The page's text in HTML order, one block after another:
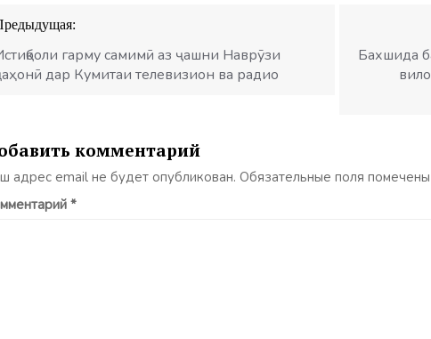
гарму самимӣ аз ҷашни Наврӯзи
дар Кумитаи телевизион ва радио
Бахшида
комментарий
адрес email не будет опубликован. Обязательные поля помечены
*